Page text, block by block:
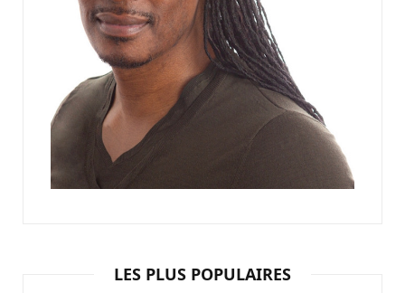
LES PLUS POPULAIRES